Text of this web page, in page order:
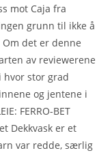
mot Caja fra
grunn til ikke å
det er denne
av reviewerene
hvor stor grad
og jentene i
FERRO-BET
Dekkvask er et
var redde, særlig